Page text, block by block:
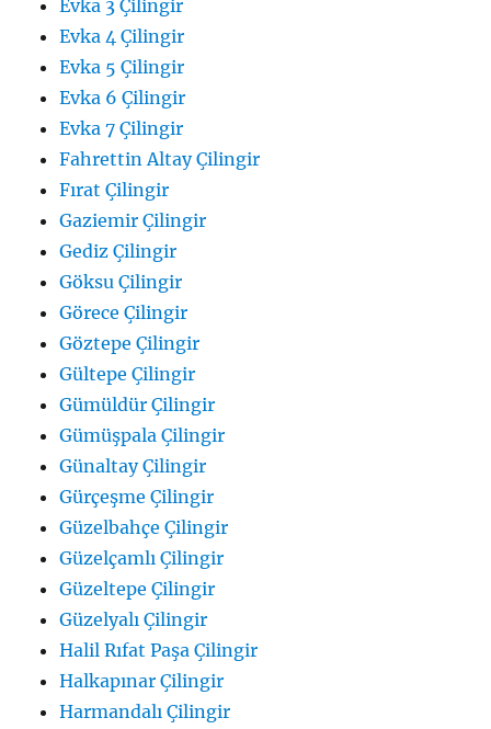
Evka 3 Çilingir
Evka 4 Çilingir
Evka 5 Çilingir
Evka 6 Çilingir
Evka 7 Çilingir
Fahrettin Altay Çilingir
Fırat Çilingir
Gaziemir Çilingir
Gediz Çilingir
Göksu Çilingir
Görece Çilingir
Göztepe Çilingir
Gültepe Çilingir
Gümüldür Çilingir
Gümüşpala Çilingir
Günaltay Çilingir
Gürçeşme Çilingir
Güzelbahçe Çilingir
Güzelçamlı Çilingir
Güzeltepe Çilingir
Güzelyalı Çilingir
Halil Rıfat Paşa Çilingir
Halkapınar Çilingir
Harmandalı Çilingir